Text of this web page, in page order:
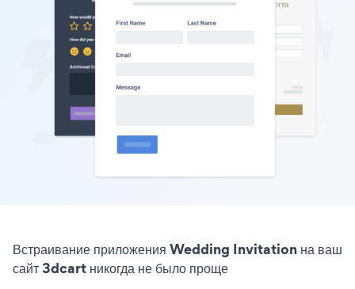
Встраивание приложения Wedding Invitation на ваш
сайт 3dcart никогда не было проще